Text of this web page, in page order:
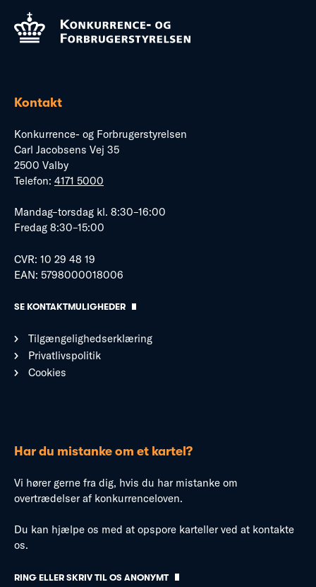
Kontakt
Konkurrence- og Forbrugerstyrelsen
Carl Jacobsens Vej 35
2500 Valby
Telefon: 4171 5000
Mandag–torsdag kl. 8:30–16:00
Fredag 8:30–15:00
CVR: 10 29 48 19
EAN: 5798000018006
SE KONTAKTMULIGHEDER
Tilgængelighedserklæring
Privatlivspolitik
Cookies
Har du mistanke om et kartel?
Vi hører gerne fra dig, hvis du har mistanke om
overtrædelser af konkurrenceloven.
Du kan hjælpe os med at opspore karteller ved at kontakte
os.
RING ELLER SKRIV TIL OS ANONYMT